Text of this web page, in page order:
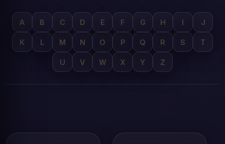
A B C D E F G H I J
K L M N O P Q R S T
U V W X Y Z